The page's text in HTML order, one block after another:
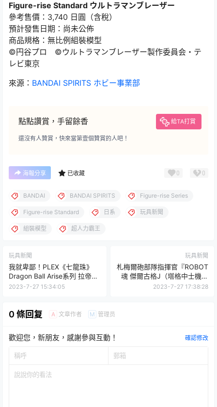
Figure-rise Standard ウルトラマンブレーザー
參考售價：3,740 日圓（含稅）
預計發售日期：尚未公佈
商品規格：無比例組裝模型
©円谷プロ ©ウルトラマンブレーザー製作委員会・テ
レビ東京
來源： BANDAI SPIRITS ホビー事業部
點點讚賞，手留餘香 給TA打賞
還沒有人贊賞，快來當第壹個贊賞的人吧！
海報分享 已收藏 0 0
BANDAI BANDAI SPIRITS Figure-rise Series
Figure-rise Standard 日系 玩具新聞
組裝模型 超人力霸王
玩具新聞
我就卑鄙！PLEX《七龍珠》
Dragon Ball Arise系列 拉帝茲
PVC完成品
2023-7-27 15:34:05
玩具新聞
札梅爾砲部隊指揮官『ROBOT
魂 傑爾古格J（塔格中士機）
ver. A.N.I.M.E.』預計 12 月發
2023-7-27 17:38:28
0 條回复 A 文章作者 M 管理员
歡迎您，新朋友，感謝參與互動！ 確認修改